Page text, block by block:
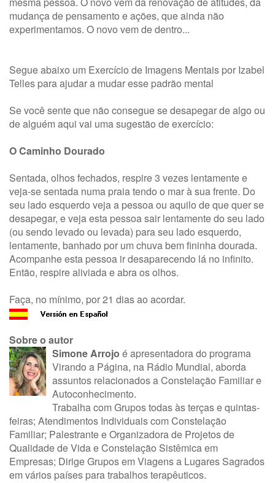
mudança de pensamento e ações, que ainda não
experimentamos. O novo vem de dentro...
Segue abaixo um Exercício de Imagens Mentais por Izabel
Telles para ajudar a mudar esse padrão mental
Se você sente que não consegue se desapegar de algo ou
de alguém aqui vai uma sugestão de exercício:
O Caminho Dourado
Sentada, olhos fechados, respire 3 vezes lentamente e
veja-se sentada numa praia tendo o mar à sua frente. Do
seu lado esquerdo veja a pessoa ou aquilo de que quer se
desapegar, e veja esta pessoa sair lentamente do seu lado
(ou sendo levado ou levada) para seu lado esquerdo,
lentamente, banhado por um chuva bem fininha dourada.
Acompanhe esta pessoa ir desaparecendo lá no infinito.
Então, respire aliviada e abra os olhos.
Faça, no mínimo, por 21 dias ao acordar.
Sobre o autor
Simone Arrojo é apresentadora do programa
Virando a Página, na Rádio Mundial, aborda
assuntos relacionados a Constelação Familiar e
Autoconhecimento.
Trabalha com Grupos todas às terças e quintas-
feiras; Atendimentos Individuais com Constelação
Familiar; Palestrante e Organizadora de Projetos de
Qualidade de Vida e Constelação Sistêmica em
Empresas; Dirige Grupos em Viagens a Lugares Sagrados
em vários países para trabalhos terapêuticos.